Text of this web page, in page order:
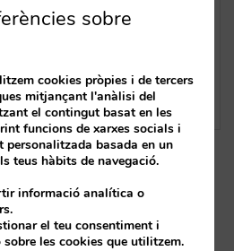
una plataforma que
no reemborsables, oferint
oportunitats per a hotels.…
sobre
cookies pròpies i de tercers
mitjançant l'anàlisi del
el contingut basat en les
funcions de xarxes socials i
basada en un
teus hàbits de navegació.
informació analítica o
el teu consentiment i
les cookies que utilitzem.